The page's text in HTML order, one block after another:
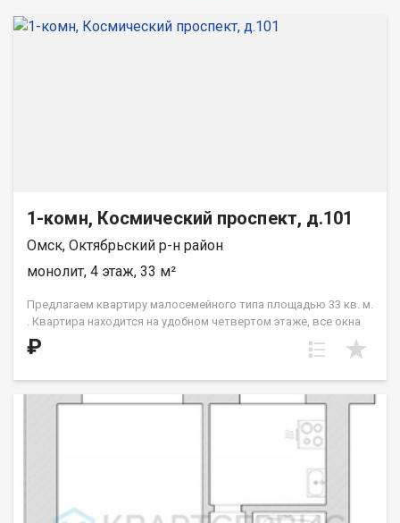
1-комн, Космический проспект, д.101
Омск, Октябрьский р-н район
монолит, 4 этаж, 33 м²
Предлагаем квартиру малосемейного типа площадью 33 кв. м.
. Квартира находится на удобном четвертом этаже, все окна
выходят в тихий двор. Арт. 137127508
₽